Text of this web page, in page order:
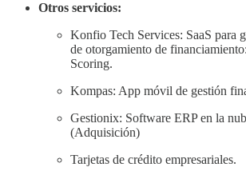
Otros servicios:
Konfio Tech Services: SaaS para
de otorgamiento de
Scoring.
Kompas: App móvil de gestión
Gestionix: Software ERP en la
(Adquisición)
Tarjetas de crédito empresariales.